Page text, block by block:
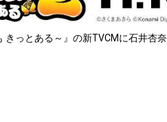
っとある～』の新TVCMに石井杏奈